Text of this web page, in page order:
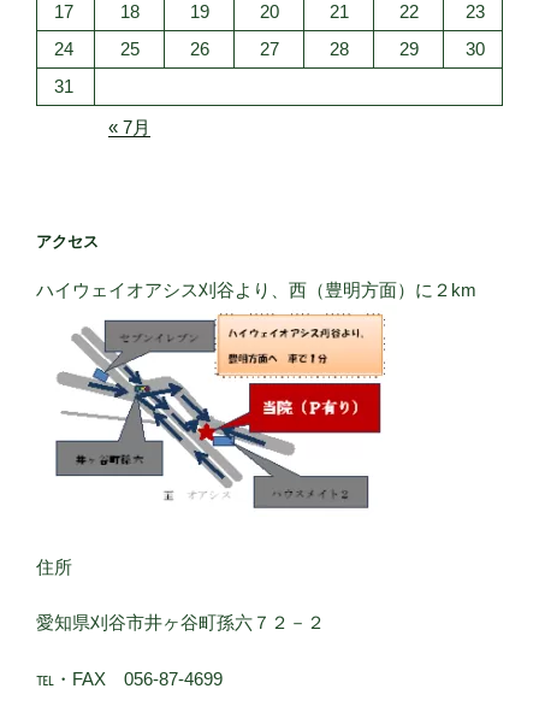
17
18 19 20 21 22
23
24
25 26 27 28 29
30
31
« 7月
アクセス
ハイウェイオアシス刈谷より、西（豊明方面）に２km
住所
愛知県刈谷市井ヶ谷町孫六７２－２
℡・FAX 056-87-4699